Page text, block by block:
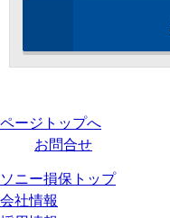
ページトップへ
お問合せ
ソニー損保トップ
会社情報